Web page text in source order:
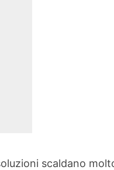
scaldano